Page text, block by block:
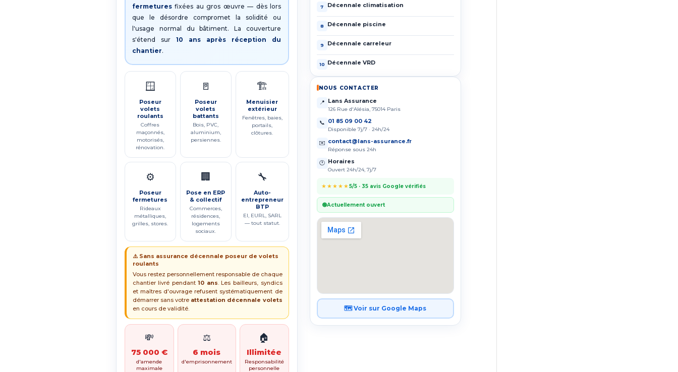
fermetures fixées au gros œuvre — dès lors
que le désordre compromet la solidité ou
l'usage normal du bâtiment. La couverture
s'étend sur10 ans après réception du
chantier.
🪟
Poseur
volets
roulants
Coffres
maçonnés,
motorisés,
rénovation.
🚪
Poseur
volets
battants
Bois, PVC,
aluminium,
persiennes.
🏗️
Menuisier
extérieur
Fenêtres, baies,
portails,
clôtures.
⚙️
Poseur
fermetures
Rideaux
métalliques,
grilles, stores.
🏢
Pose en ERP
& collectif
Commerces,
résidences,
logements
sociaux.
🔧
Auto-
entrepreneur
BTP
EI, EURL, SARL
— tout statut.
⚠️ Sans assurance décennale poseur de volets
roulants
Vous restez personnellement responsable de chaque
chantier livré pendant10 ans . Les bailleurs, syndics
et maîtres d'ouvrage refusent systématiquement de
démarrer sans votre attestation décennale volets
en cours de validité.
💸
75 000 €
d'amende
maximale
⚖️
6 mois
d'emprisonnement
🏠
Illimitée
Responsabilité
personnelle
7 Décennale climatisation
8 Décennale piscine
9 Décennale carreleur
10 Décennale VRD
NOUS CONTACTER
📍 Lans Assurance
126 Rue d'Alésia, 75014 Paris
📞 01 85 09 00 42
Disponible 7j/7 · 24h/24
✉️ contact@lans-assurance.fr
Réponse sous 24h
🕐 Horaires
Ouvert 24h/24, 7j/7
★★★★★5/5 · 35 avis Google vérifiés
🟢Actuellement ouvert
🗺️ Voir sur Google Maps